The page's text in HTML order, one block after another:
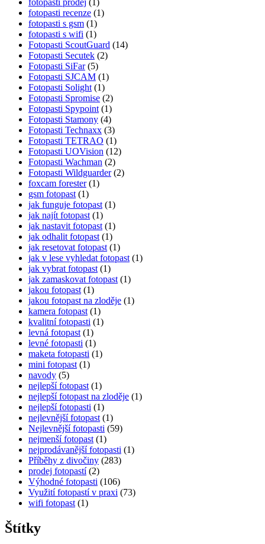
fotopasti recenze (1)
fotopasti s gsm (1)
fotopasti s wifi (1)
Fotopasti ScoutGuard (14)
Fotopasti Secutek (2)
Fotopasti SiFar(5)
Fotopasti SJCAM (1)
Fotopasti Solight (1)
Fotopasti Spromise (2)
Fotopasti Spypoint (1)
Fotopasti Stamony (4)
Fotopasti Technaxx (3)
Fotopasti TETRAO (1)
Fotopasti UOVision (12)
Fotopasti Wachman (2)
Fotopasti Wildguarder(2)
foxcam forester(1)
gsm fotopast (1)
jak funguje fotopast (1)
jak najít fotopast (1)
jak nastavit fotopast (1)
jak odhalit fotopast (1)
jak resetovat fotopast (1)
jak v lese vyhledat fotopast (1)
jak vybrat fotopast (1)
jak zamaskovat fotopast (1)
jakou fotopast (1)
jakou fotopast na zloděje (1)
kamera fotopast (1)
kvalitní fotopasti (1)
levná fotopast (1)
levné fotopasti (1)
maketa fotopasti (1)
mini fotopast (1)
navody (5)
nejlepší fotopast (1)
nejlepší fotopast na zloděje (1)
nejlepší fotopasti (1)
nejlevnější fotopast (1)
Nejlevnější fotopasti (59)
nejmenší fotopast (1)
nejprodávanější fotopasti (1)
Příběhy z divočiny (283)
prodej fotopastí(2)
Výhodné fotopasti (106)
Využití fotopastí v praxi (73)
wifi fotopast (1)
Štítky